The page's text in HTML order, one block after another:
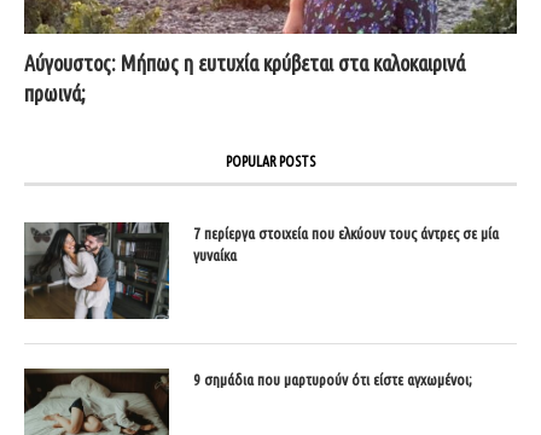
Αύγουστος: Μήπως η ευτυχία κρύβεται στα καλοκαιρινά
πρωινά;
POPULAR POSTS
7 περίεργα στοιχεία που ελκύουν τους άντρες σε μία
γυναίκα
9 σημάδια που μαρτυρούν ότι είστε αγχωμένοι;